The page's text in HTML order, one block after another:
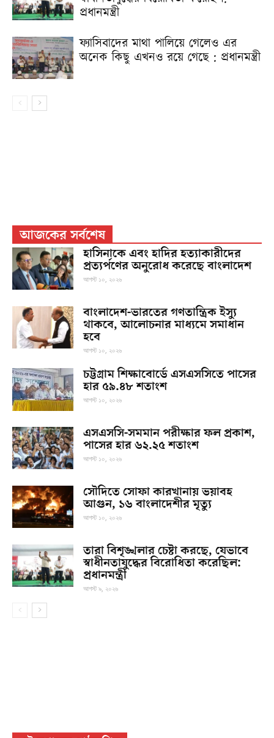
প্রধানমন্ত্রী
ফ্যাসিবাদের মাথা পালিয়ে গেলেও এর
অনেক কিছু এখনও রয়ে গেছে : প্রধানমন্ত্রী
আজকের সর্বশেষ
হাসিনাকে এবং হা‌দির হত্যাকারীদের
প্রত্যর্পণের অনুরোধ করেছে বাংলাদেশ
আগস্ট ১০, ২০২৬
বাংলাদেশ-ভারতের গণতান্ত্রিক ইস্যু
থাকবে, আলোচনার মাধ্যমে সমাধান
হবে
আগস্ট ১০, ২০২৬
চট্টগ্রাম শিক্ষাবোর্ডে এসএসসিতে পাসের
হার ৫৯.৪৮ শতাংশ
আগস্ট ১০, ২০২৬
এসএসসি-সমমান পরীক্ষার ফল প্রকাশ,
পাসের হার ৬২.২৫ শতাংশ
আগস্ট ১০, ২০২৬
সৌদিতে সোফা কারখানায় ভয়াবহ
আগুন, ১৬ বাংলাদেশীর মৃত্যু
আগস্ট ১০, ২০২৬
তারা বিশৃঙ্খলার চেষ্টা করছে, যেভাবে
স্বাধীনতাযুদ্ধের বিরোধিতা করেছিল:
প্রধানমন্ত্রী
আগস্ট ৯, ২০২৬